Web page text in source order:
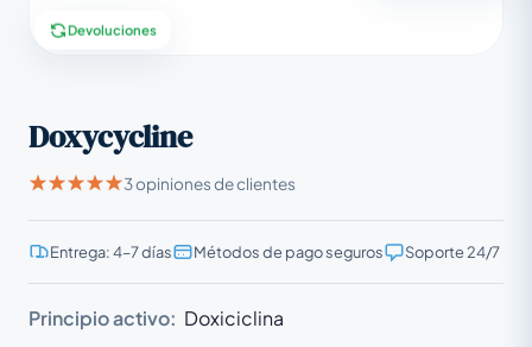
Devoluciones
Doxycycline
3 opiniones de clientes
Entrega: 4–7 días Métodos de pago seguros Soporte 24/7
Principio activo: Doxiciclina